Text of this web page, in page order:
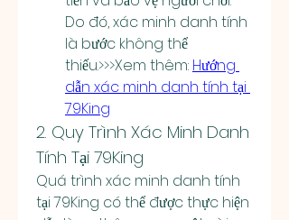
Do đó, xác minh danh tính
là bước không thể
thiếu.>>>Xem thêm: Hướng
dẫn xác minh danh tính tại
79King
2. Quy Trình Xác Minh Danh
Tính Tại 79King
Quá trình xác minh danh tính
tại 79King có thể được thực hiện